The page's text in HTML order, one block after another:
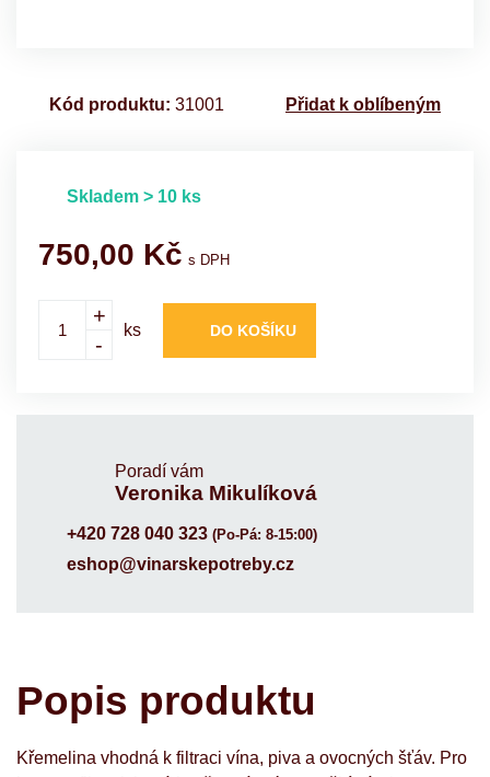
Kód produktu: 31001 Přidat k oblíbeným
Skladem > 10 ks
750,00 Kč s DPH
+
-
ks DO KOŠÍKU
Poradí vám
Veronika Mikulíková
+420 728 040 323 (Po-Pá: 8-15:00)
eshop@vinarskepotreby.cz
Popis produktu
Křemelina vhodná k filtraci vína, piva a ovocných šťáv. Pro